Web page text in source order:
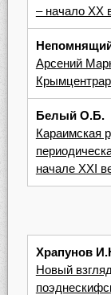
– начало XX
Арсений
Белый О.Б.
Караимская
начале XXI
Храпунов
Новый